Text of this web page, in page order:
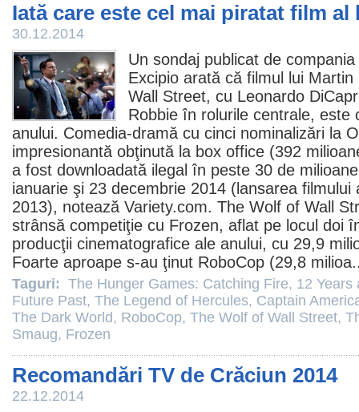
Iată care este cel mai piratat film al
30.12.2014
Un sondaj publicat de
Excipio arată că filmul
lui
Wall Street, cu Leonardo
Robbie în rolurile centrale,
anului. Comedia-dramă cu cinci nominalizări la
impresionantă obţinută la box office (392
a fost downloadată ilegal în peste 30 de
ianuarie şi 23 decembrie 2014 (lansarea
2013), notează Variety.com. The Wolf of Wall
strânsă competiţie cu Frozen, aflat pe locul doi
producţii cinematografice ale anului, cu 29,9
Foarte aproape s-au ţinut RoboCop (29,8
Taguri: The Hunger Games: Catching Fire, 12 Years
Future Past, The Legend of Hercules, Captain
The Dark World, RoboCop, The Wolf of Wall Street,
Smaug, Frozen
Recomandări TV de Crăciun 2014
22.12.2014